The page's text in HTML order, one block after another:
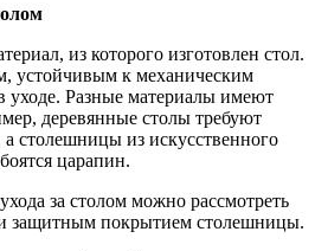
из которого изготовлен стол.
устойчивым к механическим
уходе. Разные материалы имеют
деревянные столы требуют
а столешницы из искусственного
царапин.
за столом можно рассмотреть
защитным покрытием столешницы.